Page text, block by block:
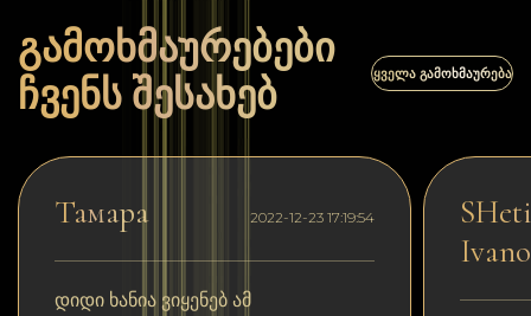
გამოხმაურებები
ჩვენს შესახებ
ᲧᲕᲔᲚᲐ ᲒᲐᲛᲝᲮᲛᲐᲣᲠᲔᲑᲐ
Тамара 2022-12-23 17:19:54
დიდი ხანია ვიყენებ ამ